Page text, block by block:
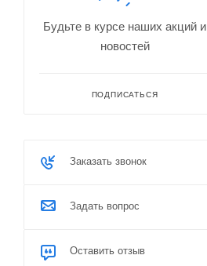
Будьте в курсе наших акций и
новостей
ПОДПИСАТЬСЯ
Заказать звонок
Задать вопрос
Оставить отзыв